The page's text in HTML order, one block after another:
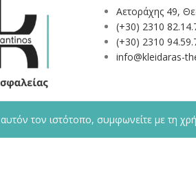
Αετοράχης 49,
(+30) 2310
(+30) 2310
info@kleidaras-
τον ιστότοπο, συμφωνείτε με τη